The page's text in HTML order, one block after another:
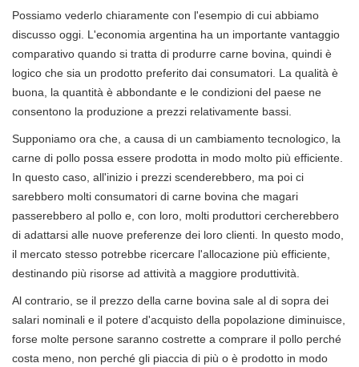
Possiamo vederlo chiaramente con l'esempio di cui abbiamo
discusso oggi. L'economia argentina ha un importante vantaggio
comparativo quando si tratta di produrre carne bovina, quindi è
logico che sia un prodotto preferito dai consumatori. La qualità è
buona, la quantità è abbondante e le condizioni del paese ne
consentono la produzione a prezzi relativamente bassi.
Supponiamo ora che, a causa di un cambiamento tecnologico, la
carne di pollo possa essere prodotta in modo molto più efficiente.
In questo caso, all'inizio i prezzi scenderebbero, ma poi ci
sarebbero molti consumatori di carne bovina che magari
passerebbero al pollo e, con loro, molti produttori cercherebbero
di adattarsi alle nuove preferenze dei loro clienti. In questo modo,
il mercato stesso potrebbe ricercare l'allocazione più efficiente,
destinando più risorse ad attività a maggiore produttività.
Al contrario, se il prezzo della carne bovina sale al di sopra dei
salari nominali e il potere d'acquisto della popolazione diminuisce,
forse molte persone saranno costrette a comprare il pollo perché
costa meno, non perché gli piaccia di più o è prodotto in modo